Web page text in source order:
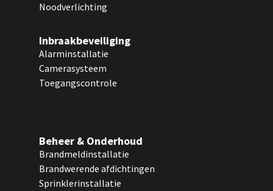
Noodverlichting
Inbraakbeveiliging
Alarminstallatie
Camerasysteem
Toegangscontrole
Beheer & Onderhoud
Brandmeldinstallatie
Brandwerende afdichtingen
Sprinklerinstallatie